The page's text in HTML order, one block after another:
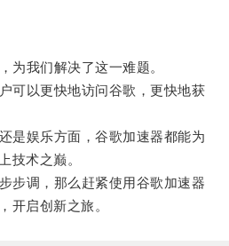
我们解决了这一难题。
以更快地访问谷歌，更快地获
娱乐方面，谷歌加速器都能为
技术之巅。
调，那么赶紧使用谷歌加速器
开启创新之旅。